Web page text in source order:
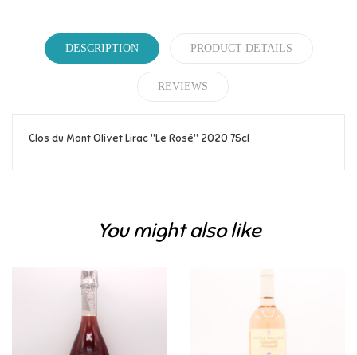
DESCRIPTION PRODUCT DETAILS
REVIEWS
Clos du Mont Olivet Lirac "Le Rosé" 2020 75cl
You might also like